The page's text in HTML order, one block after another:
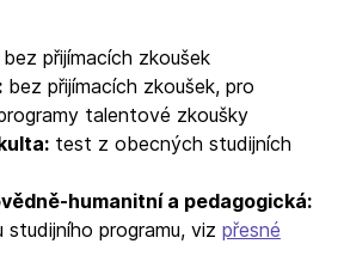
bez přijímacích zkoušek
bez přijímacích zkoušek, pro
talentové zkoušky
test z obecných studijních
humanitní a pedagogická:
studijního programu, viz přesné